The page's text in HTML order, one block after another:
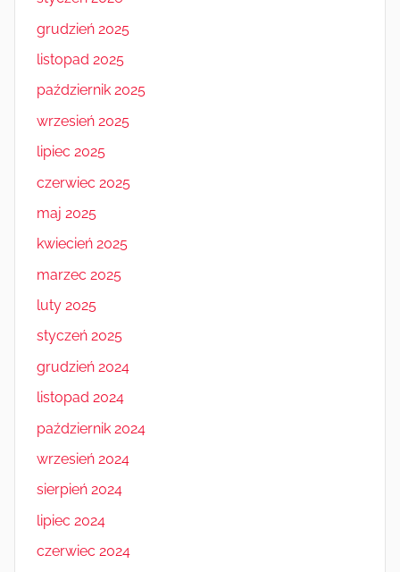
grudzień 2025
listopad 2025
październik 2025
wrzesień 2025
lipiec 2025
czerwiec 2025
maj 2025
kwiecień 2025
marzec 2025
luty 2025
styczeń 2025
grudzień 2024
listopad 2024
październik 2024
wrzesień 2024
sierpień 2024
lipiec 2024
czerwiec 2024